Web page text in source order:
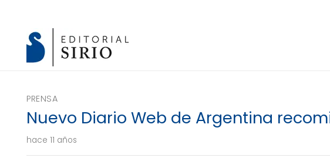
PRENSA
Nuevo Diario Web de Argentina
hace 11 años